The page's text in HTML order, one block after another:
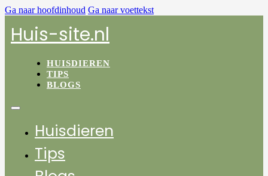
Ga naar hoofdinhoud Ga naar voettekst
Huis-site.nl
HUISDIEREN
TIPS
BLOGS
Huisdieren
Tips